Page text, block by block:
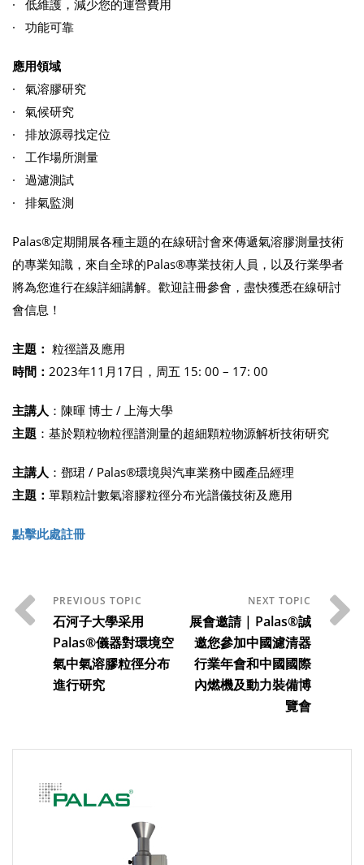
· 低維護，減少您的運營費用
· 功能可靠
應用領域
· 氣溶膠研究
· 氣候研究
· 排放源尋找定位
· 工作場所測量
· 過濾測試
· 排氣監測
Palas®定期開展各種主題的在線研討會來傳遞氣溶膠測量技術
的專業知識，來自全球的Palas®專業技術人員，以及行業學者
將為您進行在線詳細講解。歡迎註冊參會，盡快獲悉在線研討
會信息！
主題： 粒徑譜及應用
時間： 2023年11月17日，周五 15: 00 – 17: 00
主講人 ：陳暉 博士 / 上海大學
主題 ：基於顆粒物粒徑譜測量的超細顆粒物源解析技術研究
主講人 ：鄧珺 / Palas®環境與汽車業務中國產品經理
主題： 單顆粒計數氣溶膠粒徑分布光譜儀技術及應用
點擊此處註冊
石河子大學采用
Palas®儀器對環境空
氣中氣溶膠粒徑分布
進行研究
展會邀請 | Palas®誠
邀您參加中國濾清器
行業年會和中國國際
內燃機及動力裝備博
覽會